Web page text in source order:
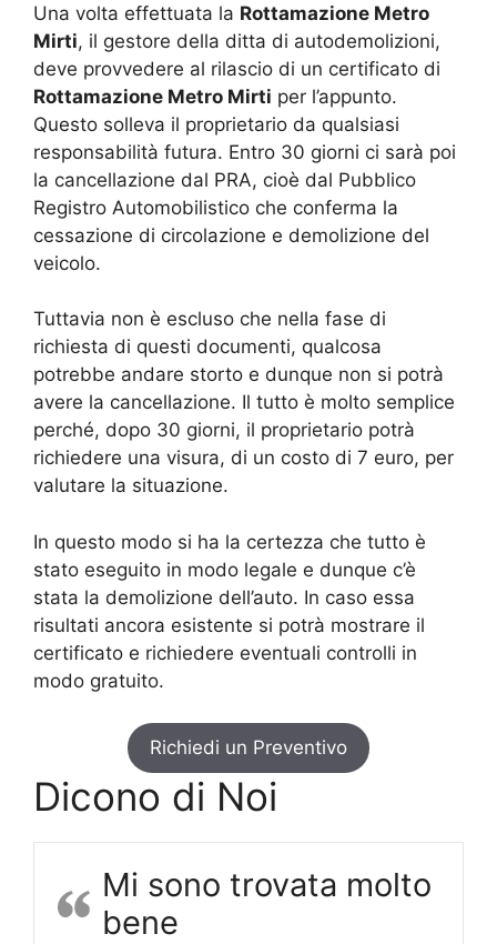
Una volta effettuata la Rottamazione Metro
Mirti, il gestore della ditta di autodemolizioni,
deve provvedere al rilascio di un certificato di
Rottamazione Metro Mirti per l’appunto.
Questo solleva il proprietario da qualsiasi
responsabilità futura. Entro 30 giorni ci sarà poi
la cancellazione dal PRA, cioè dal Pubblico
Registro Automobilistico che conferma la
cessazione di circolazione e demolizione del
veicolo.
Tuttavia non è escluso che nella fase di
richiesta di questi documenti, qualcosa
potrebbe andare storto e dunque non si potrà
avere la cancellazione. Il tutto è molto semplice
perché, dopo 30 giorni, il proprietario potrà
richiedere una visura, di un costo di 7 euro, per
valutare la situazione.
In questo modo si ha la certezza che tutto è
stato eseguito in modo legale e dunque c’è
stata la demolizione dell’auto. In caso essa
risultati ancora esistente si potrà mostrare il
certificato e richiedere eventuali controlli in
modo gratuito.
Richiedi un Preventivo
Dicono di Noi
Mi sono trovata molto
bene